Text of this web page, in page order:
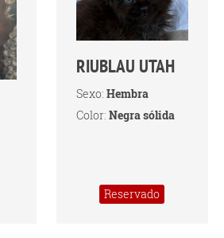
RIUBLAU UTAH
Sexo: Hembra
Color: Negra sólida
Reservado